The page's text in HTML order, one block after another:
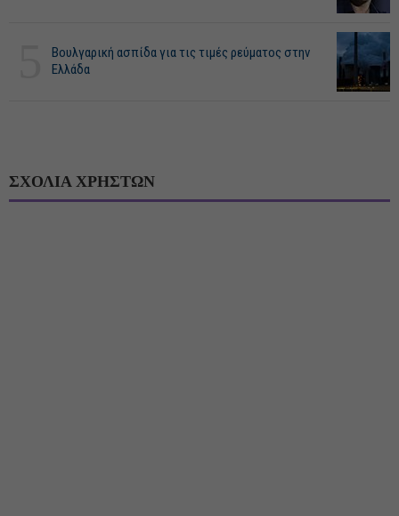
Βουλγαρική ασπίδα για τις τιμές ρεύματος στην
Ελλάδα
ΣΧΟΛΙΑ ΧΡΗΣΤΩΝ